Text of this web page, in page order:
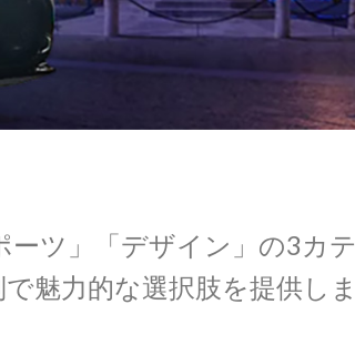
ツ」「デザイン」の3カテ
魅力的な選択肢を提供しま